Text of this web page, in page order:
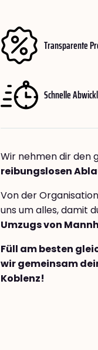
Transparente
Schnelle
Wir nehmen dir den
reibungslosen
Von der
uns um alles, damit
Umzugs von
Füll am besten
wir gemeinsam
Koblenz!